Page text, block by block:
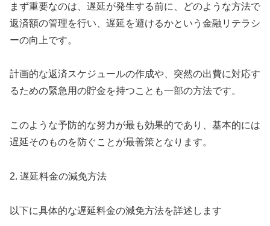
まず重要なのは、遅延が発生する前に、どのような方法で
返済額の管理を行い、遅延を避けるかという金融リテラシ
ーの向上です。
計画的な返済スケジュールの作成や、突然の出費に対応す
るための緊急用の貯金を持つことも一部の方法です。
このような予防的な努力が最も効果的であり、基本的には
遅延そのものを防ぐことが最善策となります。
2. 遅延料金の減免方法
以下に具体的な遅延料金の減免方法を詳述します